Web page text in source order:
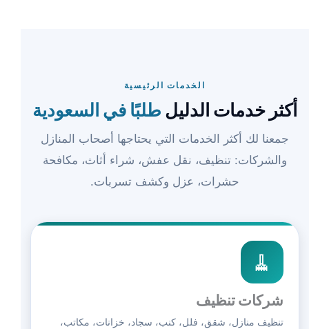
الخدمات الرئيسية
أكثر خدمات الدليل طلبًا في السعودية
جمعنا لك أكثر الخدمات التي يحتاجها أصحاب المنازل
والشركات: تنظيف، نقل عفش، شراء أثاث، مكافحة
حشرات، عزل وكشف تسربات.
🧹
شركات تنظيف
تنظيف منازل، شقق، فلل، كنب، سجاد، خزانات، مكاتب،